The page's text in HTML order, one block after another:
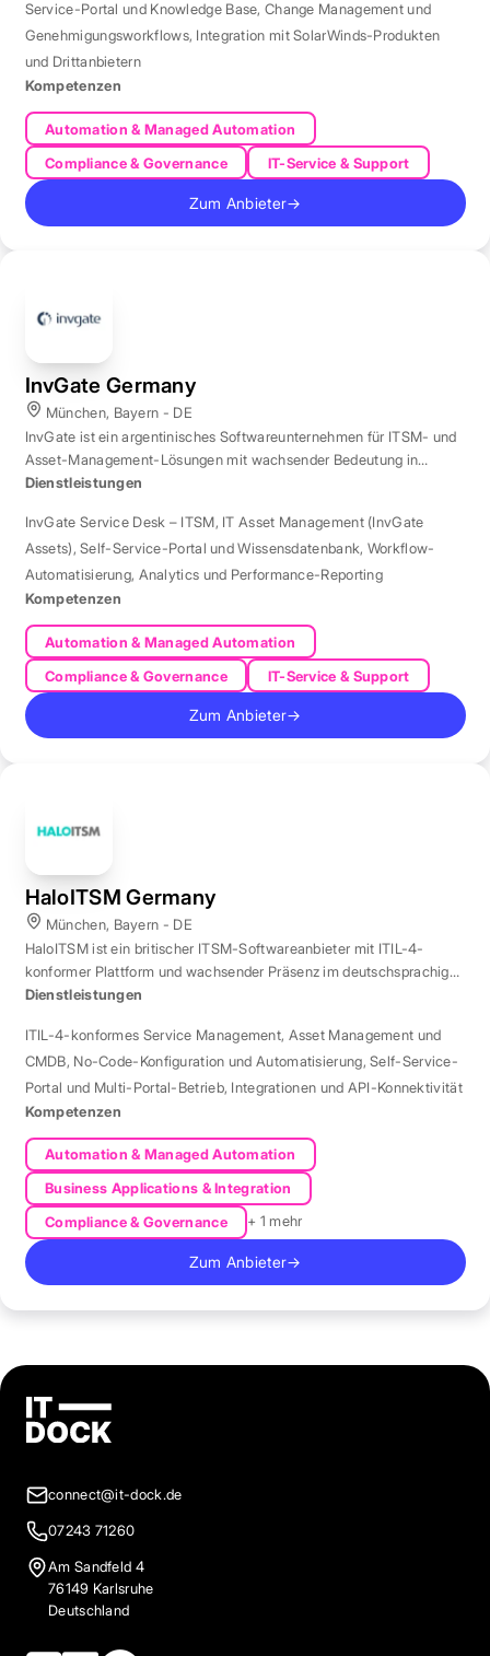
Service-Portal und Knowledge Base, Change Management und
Genehmigungsworkflows, Integration mit SolarWinds-Produkten
und Drittanbietern
Kompetenzen
Automation & Managed Automation
Compliance & Governance
IT-Service & Support
Zum Anbieter→
InvGate Germany
München, Bayern - DE
InvGate ist ein argentinisches Softwareunternehmen für ITSM- und
Asset-Management-Lösungen mit wachsender Bedeutung in
Europa.
Dienstleistungen
InvGate Service Desk – ITSM, IT Asset Management (InvGate
Assets),Self-Service-Portal und Wissensdatenbank, Workflow-
Automatisierung, Analytics und Performance-Reporting
Kompetenzen
Automation & Managed Automation
Compliance & Governance
IT-Service & Support
Zum Anbieter→
HaloITSM Germany
München, Bayern - DE
HaloITSM ist ein britischer ITSM-Softwareanbieter mit ITIL-4-
konformer Plattform und wachsender Präsenz im deutschsprachigen
Markt.
Dienstleistungen
ITIL-4-konformes Service Management, Asset Management und
CMDB, No-Code-Konfiguration und Automatisierung,Self-Service-
Portal und Multi-Portal-Betrieb, Integrationen und API-Konnektivität
Kompetenzen
Automation & Managed Automation
Business Applications & Integration
Compliance & Governance
+ 1 mehr
Zum Anbieter→
connect@it-dock.de
07243 71260
Am Sandfeld 4
76149 Karlsruhe
Deutschland